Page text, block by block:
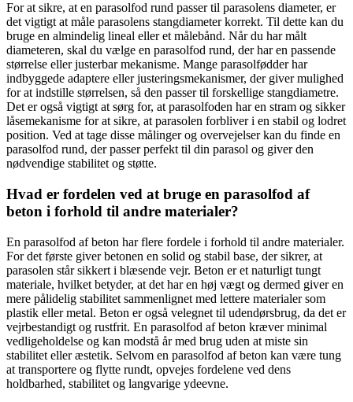
For at sikre, at en parasolfod rund passer til parasolens diameter, er
det vigtigt at måle parasolens stangdiameter korrekt. Til dette kan du
bruge en almindelig lineal eller et målebånd. Når du har målt
diameteren, skal du vælge en parasolfod rund, der har en passende
størrelse eller justerbar mekanisme. Mange parasolfødder har
indbyggede adaptere eller justeringsmekanismer, der giver mulighed
for at indstille størrelsen, så den passer til forskellige stangdiametre.
Det er også vigtigt at sørg for, at parasolfoden har en stram og sikker
låsemekanisme for at sikre, at parasolen forbliver i en stabil og lodret
position. Ved at tage disse målinger og overvejelser kan du finde en
parasolfod rund, der passer perfekt til din parasol og giver den
nødvendige stabilitet og støtte.
Hvad er fordelen ved at bruge en parasolfod af
beton i forhold til andre materialer?
En parasolfod af beton har flere fordele i forhold til andre materialer.
For det første giver betonen en solid og stabil base, der sikrer, at
parasolen står sikkert i blæsende vejr. Beton er et naturligt tungt
materiale, hvilket betyder, at det har en høj vægt og dermed giver en
mere pålidelig stabilitet sammenlignet med lettere materialer som
plastik eller metal. Beton er også velegnet til udendørsbrug, da det er
vejrbestandigt og rustfrit. En parasolfod af beton kræver minimal
vedligeholdelse og kan modstå år med brug uden at miste sin
stabilitet eller æstetik. Selvom en parasolfod af beton kan være tung
at transportere og flytte rundt, opvejes fordelene ved dens
holdbarhed, stabilitet og langvarige ydeevne.